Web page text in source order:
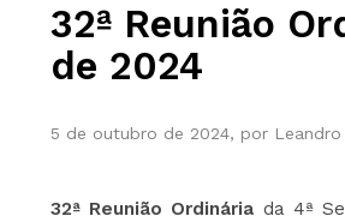
32ª Reunião
de 2024
5 de outubro de 2024, por Leandro
32ª Reunião Ordinária da 4ª